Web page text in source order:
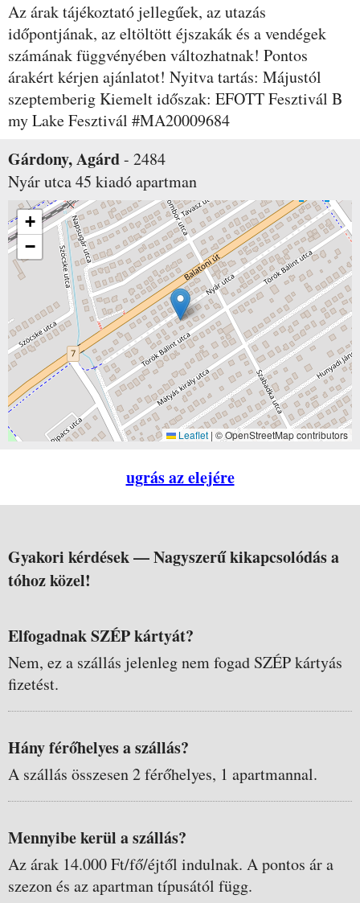
Az árak tájékoztató jellegűek, az utazás
időpontjának, az eltöltött éjszakák és a vendégek
számának függvényében változhatnak! Pontos
árakért kérjen ajánlatot! Nyitva tartás: Májustól
szeptemberig Kiemelt időszak: EFOTT Fesztivál B
my Lake Fesztivál #MA20009684
Gárdony, Agárd- 2484
Nyár utca 45 kiadó apartman
+
−
Leaflet | © OpenStreetMap contributors
ugrás az elejére
Gyakori kérdések —Nagyszerű kikapcsolódás a
tóhoz közel!
Elfogadnak SZÉP kártyát?
Nem, ez a szállás jelenleg nem fogad SZÉP kártyás
fizetést.
Hány férőhelyes a szállás?
A szállás összesen 2 férőhelyes, 1 apartmannal.
Mennyibe kerül a szállás?
Az árak 14.000 Ft/fő/éjtől indulnak. A pontos ár a
szezon és az apartman típusától függ.